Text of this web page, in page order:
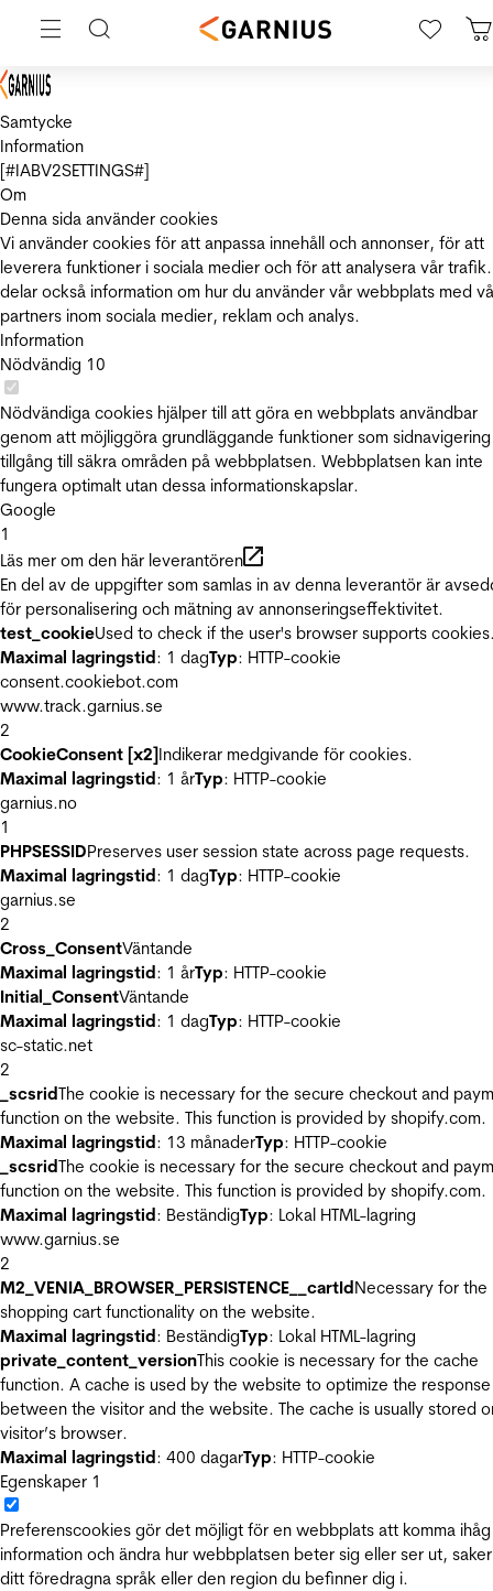
Samtycke
Information
[#IABV2SETTINGS#]
Om
Denna sida använder cookies
Vi använder cookies för att anpassa innehåll och annonser, för att
leverera funktioner i sociala medier och för att analysera vår
delar också information om hur du använder vår webbplats med
partners inom sociala medier, reklam och analys.
Information
Nödvändig 10
Nödvändiga cookies hjälper till att göra en webbplats användbar
genom att möjliggöra grundläggande funktioner som
tillgång till säkra områden på webbplatsen. Webbplatsen kan inte
fungera optimalt utan dessa informationskapslar.
Google
1
Läs mer om den här leverantören
En del av de uppgifter som samlas in av denna leverantör är
för personalisering och mätning av annonseringseffektivitet.
test_cookieUsed to check if the user's browser supports
Maximal lagringstid: 1 dagTyp: HTTP-cookie
consent.cookiebot.com
www.track.garnius.se
2
CookieConsent [x2]Indikerar medgivande för cookies.
Maximal lagringstid: 1 årTyp: HTTP-cookie
garnius.no
1
PHPSESSIDPreserves user session state across page requests.
Maximal lagringstid: 1 dagTyp: HTTP-cookie
garnius.se
2
Cross_ConsentVäntande
Maximal lagringstid: 1 årTyp: HTTP-cookie
Initial_ConsentVäntande
Maximal lagringstid: 1 dagTyp: HTTP-cookie
sc-static.net
2
_scsridThe cookie is necessary for the secure checkout and
function on the website. This function is provided by shopify.com.
Maximal lagringstid: 13 månaderTyp: HTTP-cookie
_scsridThe cookie is necessary for the secure checkout and
function on the website. This function is provided by shopify.com.
Maximal lagringstid: BeständigTyp: Lokal HTML-lagring
www.garnius.se
2
M2_VENIA_BROWSER_PERSISTENCE__cartIdNecessary for the
shopping cart functionality on the website.
Maximal lagringstid: BeständigTyp: Lokal HTML-lagring
private_content_versionThis cookie is necessary for the cache
function. A cache is used by the website to optimize the
between the visitor and the website. The cache is usually stored
visitor’s browser.
Maximal lagringstid: 400 dagarTyp: HTTP-cookie
Egenskaper 1
Preferenscookies gör det möjligt för en webbplats att komma ihåg
information och ändra hur webbplatsen beter sig eller ser ut,
ditt föredragna språk eller den region du befinner dig i.